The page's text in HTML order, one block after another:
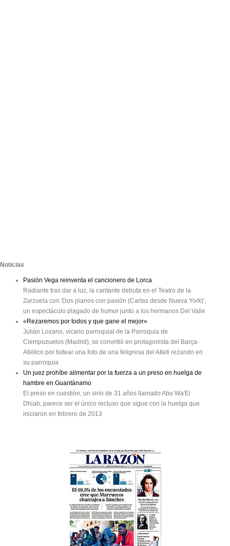
Noticias
Pasión Vega reinventa el cancionero de Lorca
Radiante tras dar a luz, la cantante debuta en el Teatro de la
Zarzuela con 'Dos pianos con pasión (Cartas desde Nueva York)',
un espectáculo plagado de humor junto a los hermanos Del Valle
«Rezaremos por todos y que gane el mejor»
Julián Lozano, vicario parroquial de la Parroquia de
Ciempozuelos (Madrid), se convirtió en protagonista del Barça-
Atlético por tuitear una foto de una feligresa del Atleti rezando en
su parroquia
Un juez prohíbe alimentar por la fuerza a un preso en huelga de
hambre en Guantánamo
El preso en cuestión, un sirio de 31 años llamado Abu Wa'El
Dhiab, parece ser el único recluso que sigue con la huelga que
iniciaron en febrero de 2013